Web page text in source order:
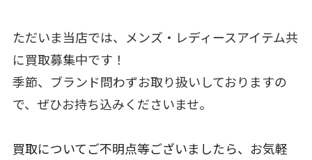
ただいま当店では、メンズ・レディースアイテム共
に買取募集中です！
季節、ブランド問わずお取り扱いしておりますの
で、ぜひお持ち込みくださいませ。
買取についてご不明点等ございましたら、お気軽